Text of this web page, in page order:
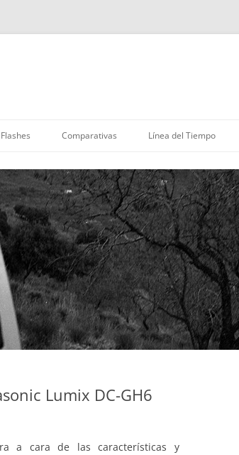
al
contenido
Flashes Comparativas Línea del Tiempo
Lumix DC-GH6
a cara de las características y